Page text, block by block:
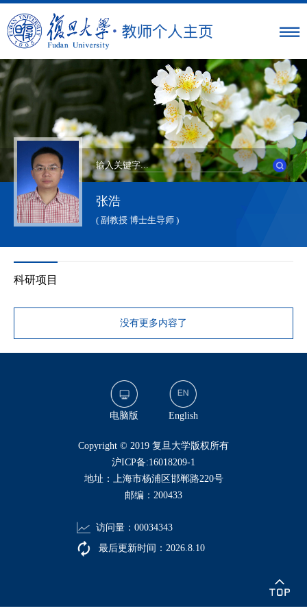
张浩
( 副教授 博士生导师 )
科研项目
没有更多内容了
电脑版 English
​Copyright © 2019 复旦大学版权所有
沪ICP备:16018209-1
地址：上海市杨浦区邯郸路220号
邮编：200433
访问量： 00034343
最后更新时间： 2026 8 10